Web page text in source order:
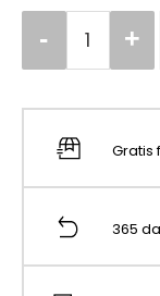
Gratis
365